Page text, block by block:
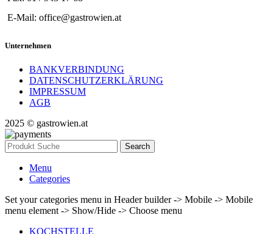
E-Mail: office@gastrowien.at
Unternehmen
BANKVERBINDUNG
DATENSCHUTZERKLÄRUNG
IMPRESSUM
AGB
2025 © gastrowien.at
Search
Menu
Categories
Set your categories menu in Header builder -> Mobile -> Mobile
menu element -> Show/Hide -> Choose menu
KOCHSTELLE